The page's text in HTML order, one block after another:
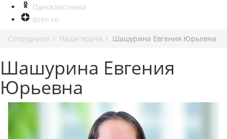
Одноклассники
dzen.ru
Сотрудники
Наши врачи Шашурина Евгения Юрьевна
Шашурина Евгения
Юрьевна